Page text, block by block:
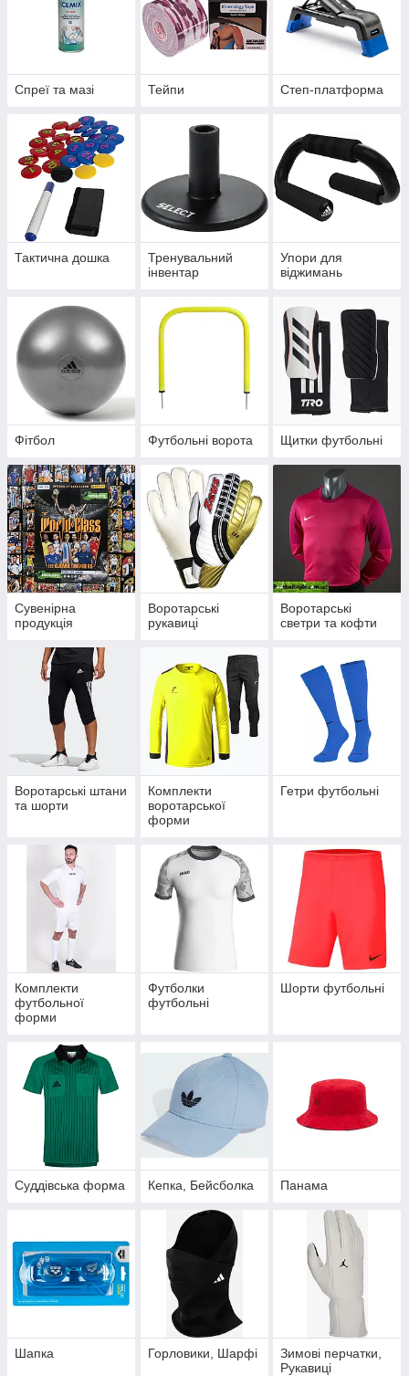
Спреї та мазі Тейпи Степ-платформа
Тактична дошка
Тренувальний
інвентар
Упори для
віджимань
Фітбол Футбольні ворота Щитки футбольні
Сувенірна
продукція
Воротарські
рукавиці
Воротарські
светри та кофти
Воротарські штани
та шорти
Комплекти
воротарської
форми
Гетри футбольні
Комплекти
футбольної
форми
Футболки
футбольні
Шорти футбольні
Суддівська форма Кепка, Бейсболка Панама
Шапка Горловики, Шарфі
Зимові перчатки,
Рукавиці